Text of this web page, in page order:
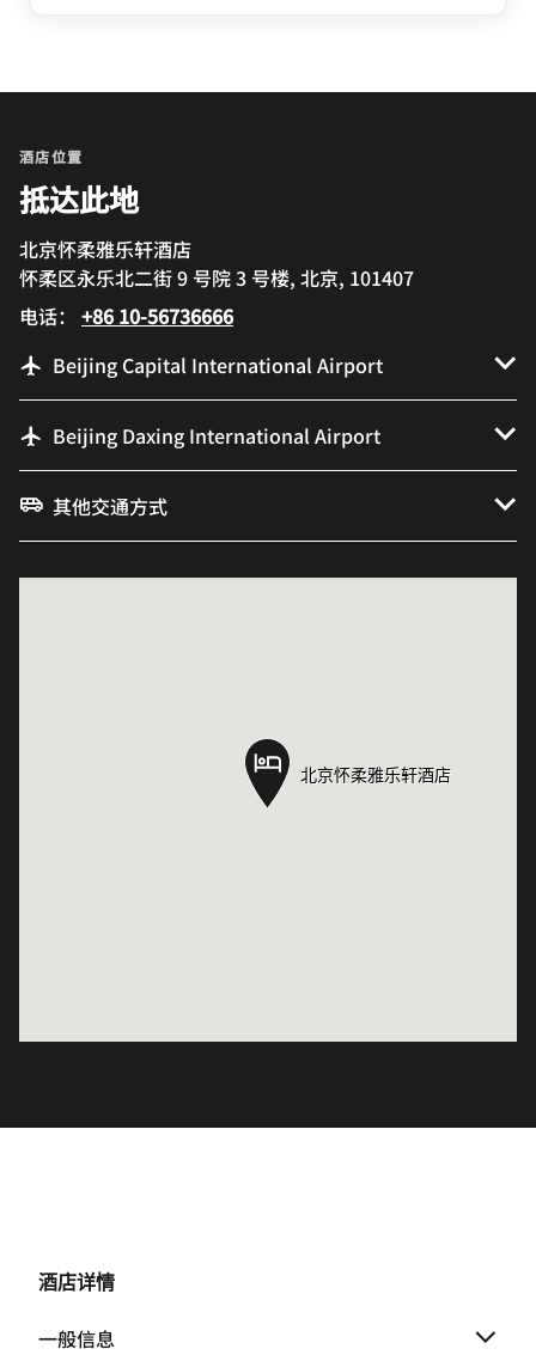
酒店位置
抵达此地
北京怀柔雅乐轩酒店
怀柔区永乐北二街 9 号院 3 号楼, 北京, 101407
电话： +86 10-56736666
Beijing Capital International Airport
Beijing Daxing International Airport
其他交通方式
北京怀柔雅乐轩酒店
北京怀柔雅乐轩酒店
酒店详情
一般信息